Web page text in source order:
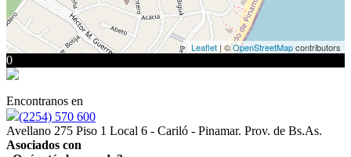
Leaflet | ©OpenStreetMapcontributors
0
Encontranos en
(2254) 570 600
Avellano 275 Piso 1 Local 6 - Cariló - Pinamar. Prov. de Bs.As.
Asociados con